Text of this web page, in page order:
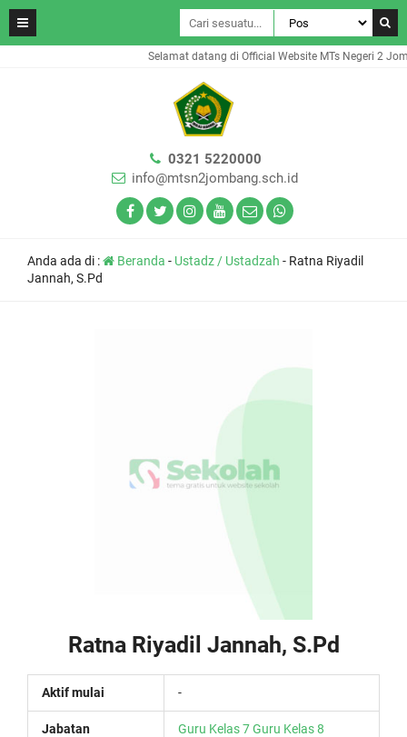
Selamat datang di Official Website MTs Negeri 2
0321 5220000
info@mtsn2jombang.sch.id
Anda ada di : Beranda - Ustadz / Ustadzah - Ratna Riyadil
Jannah, S.Pd
Ratna Riyadil Jannah, S.Pd
Aktif mulai -
Jabatan Guru Kelas 7Guru Kelas 8